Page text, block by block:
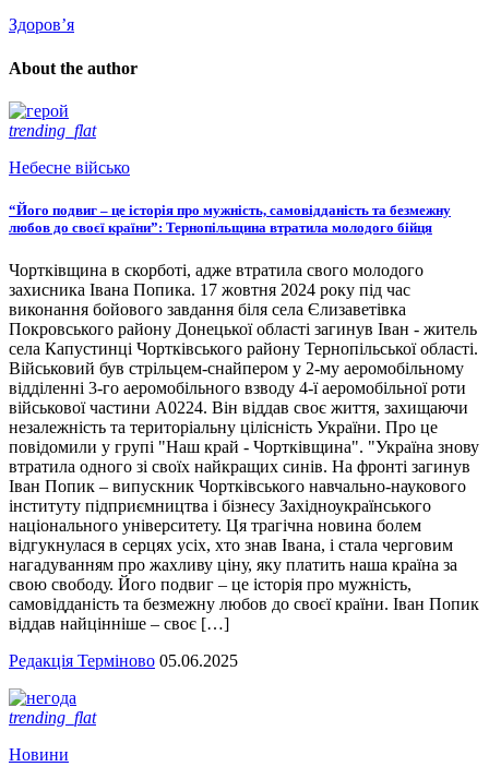
Здоров’я
About the author
trending_flat
Небесне військо
“Його подвиг – це історія про мужність, самовідданість та безмежну
любов до своєї країни”: Тернопільщина втратила молодого бійця
Чортківщина в скорботі, адже втратила свого молодого
захисника Івана Попика. 17 жовтня 2024 року під час
виконання бойового завдання біля села Єлизаветівка
Покровського району Донецької області загинув Іван - житель
села Капустинці Чортківського району Тернопільської області.
Військовий був стрільцем-снайпером у 2-му аеромобільному
відділенні 3-го аеромобільного взводу 4-ї аеромобільної роти
військової частини А0224. Він віддав своє життя, захищаючи
незалежність та територіальну цілісність України. Про це
повідомили у групі "Наш край - Чортківщина". "Україна знову
втратила одного зі своїх найкращих синів. На фронті загинув
Іван Попик – випускник Чортківського навчально-наукового
інституту підприємництва і бізнесу Західноукраїнського
національного університету. Ця трагічна новина болем
відгукнулася в серцях усіх, хто знав Івана, і стала черговим
нагадуванням про жахливу ціну, яку платить наша країна за
свою свободу. Його подвиг – це історія про мужність,
самовідданість та безмежну любов до своєї країни. Іван Попик
віддав найцінніше – своє […]
Редакція Терміново 05.06.2025
trending_flat
Новини